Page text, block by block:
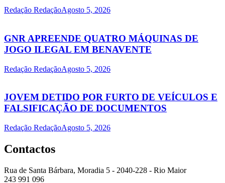
Redação RedaçãoAgosto 5, 2026
GNR APREENDE QUATRO MÁQUINAS DE
JOGO ILEGAL EM BENAVENTE
Redação RedaçãoAgosto 5, 2026
JOVEM DETIDO POR FURTO DE VEÍCULOS E
FALSIFICAÇÃO DE DOCUMENTOS
Redação RedaçãoAgosto 5, 2026
Contactos
Rua de Santa Bárbara, Moradia 5 - 2040-228 - Rio Maior
243 991 096